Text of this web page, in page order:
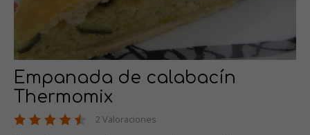
Empanada de calabacín
Thermomix
2 Valoraciones